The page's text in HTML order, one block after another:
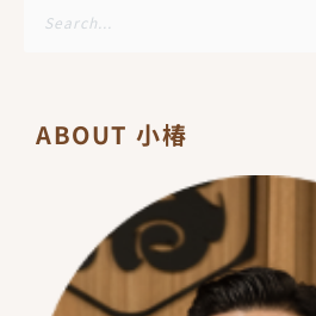
ABOUT 小椿